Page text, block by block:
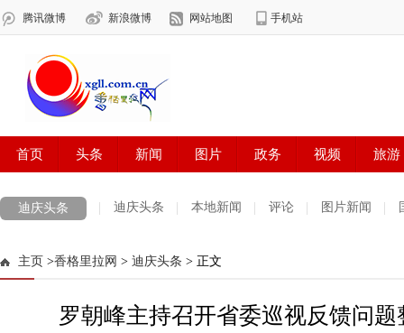
迪庆头条 迪庆头条 本地新闻 评论 图片新闻
主页 >香格里拉网 > 迪庆头条 > 正文
罗朝峰主持召开省委巡视反馈问